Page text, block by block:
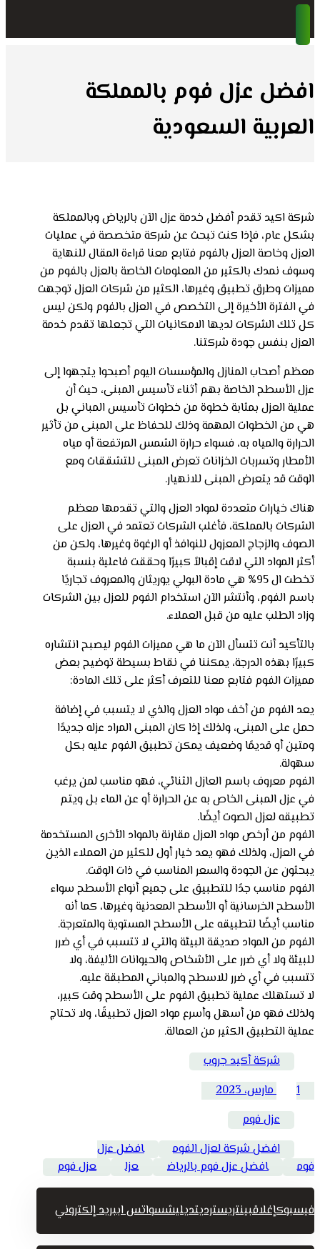
افضل عزل فوم بالمملكة
العربية السعودية
شركة اكيد تقدم أفضل خدمة عزل الآن بالرياض وبالمملكة
بشكل عام، فإذا كنت تبحث عن شركة متخصصة في عمليات
العزل وخاصة العزل بالفوم فتابع معنا قراءة المقال للنهاية
وسوف نمدك بالكثير من المعلومات الخاصة بالعزل بالفوم من
مميزات وطرق تطبيق وغيرها، الكثير من شركات العزل توجهت
في الفترة الأخيرة إلى التخصص في العزل بالفوم ولكن ليس
كل تلك الشركات لديها الامكانيات التي تجعلها تقدم خدمة
العزل بنفس جودة شركتنا.
معظم أصحاب المنازل والمؤسسات اليوم أصبحوا يتجهوا إلى
عزل الأسطح الخاصة بهم أثناء تأسيس المبنى، حيث أن
عملية العزل بمثابة خطوة من خطوات تأسيس المباني بل
هي من الخطوات المهمة وذلك للحفاظ على المبنى من تأثير
الحرارة والمياه به، فسواء حرارة الشمس المرتفعة أو مياه
الأمطار وتسربات الخزانات تعرض المبنى للتشققات ومع
الوقت قد يتعرض المبنى للانهيار.
هناك خيارات متعددة لمواد العزل والتي تقدمها معظم
الشركات بالمملكة، فأغلب الشركات تعتمد في العزل على
الصوف والزجاج المعزول للنوافذ أو الرغوة وغيرها، ولكن من
أكثر المواد التي لاقت إقبالاً كبيرًا وحققت فاعلية بنسبة
تخطت ال 95% هي مادة البولي يوريثان والمعروف تجاريًا
باسم الفوم، وأنتشر الآن استخدام الفوم للعزل بين الشركات
وزاد الطلب عليه من قبل العملاء.
بالتأكيد أنت تتسأل الآن ما هي مميزات الفوم ليصبح انتشاره
كبيرًا بهذه الدرجة، يمكننا في نقاط بسيطة توضيح بعض
مميزات الفوم فتابع معنا للتعرف أكثر على تلك المادة:
يعد الفوم من أخف مواد العزل والذي لا يتسبب في إضافة
حمل على المبنى، ولذلك إذا كان المبنى المراد عزله جديدًا
ومتين أو قديمًا وضعيف يمكن تطبيق الفوم عليه بكل
سهولة.
الفوم معروف باسم العازل الثنائي، فهو مناسب لمن يرغب
في عزل المبنى الخاص به عن الحرارة أو عن الماء بل ويتم
تطبيقه لعزل الصوت أيضًا.
الفوم من أرخص مواد العزل مقارنة بالمواد الأخرى المستخدمة
في العزل، ولذلك فهو يعد خيار أول للكثير من العملاء الذين
يبحثون عن الجودة والسعر المناسب في ذات الوقت.
الفوم مناسب جدًا للتطبيق على جميع أنواع الأسطح سواء
الأسطح الخرسانية أو الأسطح المعدنية وغيرها، كما أنه
مناسب أيضًا لتطبيقه على الأسطح المستوية والمتعرجة.
الفوم من المواد صديقة البيئة والتي لا تتسبب في أي ضرر
للبيئة ولا أي ضرر على الأشخاص والحيوانات الأليفة، ولا
تتسبب في أي ضرر للاسطح والمباني المطبقة عليه.
لا تستهلك عملية تطبيق الفوم على الأسطح وقت كبير،
ولذلك فهو من أسهل وأسرع مواد العزل تطبيقًا، ولا تحتاج
عملية التطبيق الكثير من العمالة.
شركة أكيد جروب
1 مارس، 2023
عزل فوم
افضل شركة لعزل الفوم
افضل عزل
فوم
افضل عزل فوم بالرياض عزل عزل فوم
فيسبوكإغلاقبينتريسترديتديليشسواتس اببريد إلكتروني